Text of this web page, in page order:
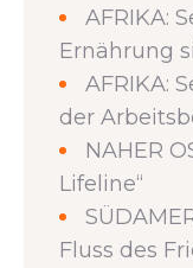
AFRIKA:
Ernährung
AFRIKA:
der
NAHER
Lifeline“
Fluss des